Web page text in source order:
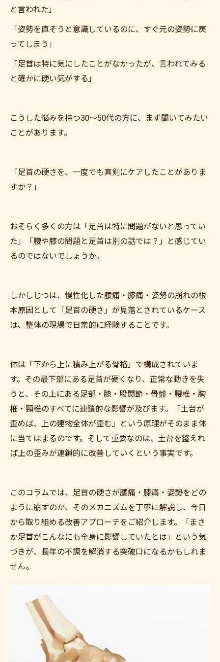
と言われた」
「姿勢を直そうと意識しているのに、すぐ元の姿勢に戻
ってしまう」
「足首は特に気にしたことがなかったが、言われてみる
と確かに硬い気がする」
こうした悩みを持つ30〜50代の方に、まず聞いてみたい
ことがあります。
「足首の硬さを、一度でも真剣にケアしたことがありま
すか？」
おそらく多くの方は「足首は特に問題がないと思ってい
た」「腰や膝の問題と足首は別の話では？」と感じてい
るのではないでしょうか。
しかしじつは、慢性化した腰痛・膝痛・姿勢の崩れの根
本原因として「足首の硬さ」が見落とされているケース
は、整体の現場で日常的に経験することです。
体は「下から上に積み上がる骨格」で構成されていま
す。その最下部にある足首が硬くなり、正常な動きを失
うと、その上にある足部・膝・股関節・骨盤・腰椎・胸
椎・頸椎のすべてに連鎖的な影響が及びます。「土台が
歪めば、上の建物全体が歪む」という原理がそのまま体
に当てはまるのです。そして重要なのは、土台を整えれ
ば上の歪みが連鎖的に改善していくという事実です。
このコラムでは、足首の硬さが腰痛・膝痛・姿勢をどの
ように崩すのか、そのメカニズムを丁寧に解説し、今日
から取り組める改善アプローチをご紹介します。「まさ
か足首がこんなにも全身に影響していたとは」という気
づきが、長年の不調を解消する突破口になるかもしれま
せん。